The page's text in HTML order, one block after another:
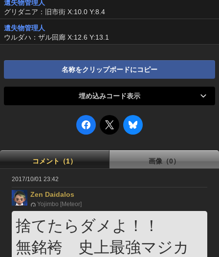
遺失物管理人
グリダニア：旧市街 X:10.0 Y:8.4
遺失物管理人
ウルダハ：ザル回廊 X:12.6 Y:13.1
名称をクリップボードにコピー
埋め込みコード表示
コメント（1） 画像（0）
2017/10/01 23:42
Zen Daidalos
Yojimbo [Meteor]
捨てたらダメよ！！
無銘袴　史上最強マジカ